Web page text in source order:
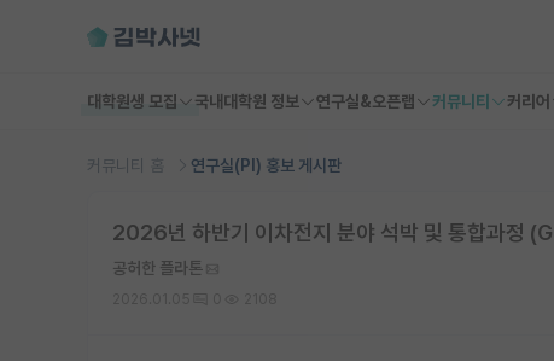
대학원생 모집 국내대학원 정보 연구실&오픈랩 커뮤니티 커리어
커뮤니티 홈 연구실(PI) 홍보 게시판
2026년 하반기 이차전지 분야 석박 및 통합과정
공허한 플라톤